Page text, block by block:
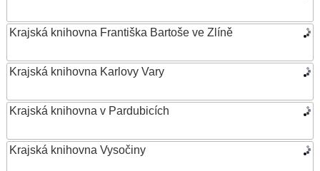
Krajská knihovna Františka Bartoše ve Zlíně
Krajská knihovna Karlovy Vary
Krajská knihovna v Pardubicích
Krajská knihovna Vysočiny